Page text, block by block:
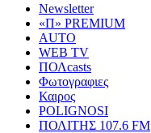
Newsletter
«Π» PREMIUM
AUTO
WEB TV
ΠΟΛcasts
Φωτογραφιες
Καιρος
POLIGNOSI
ΠΟΛΙΤΗΣ 107.6 FM